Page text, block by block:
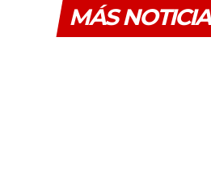
MÁS